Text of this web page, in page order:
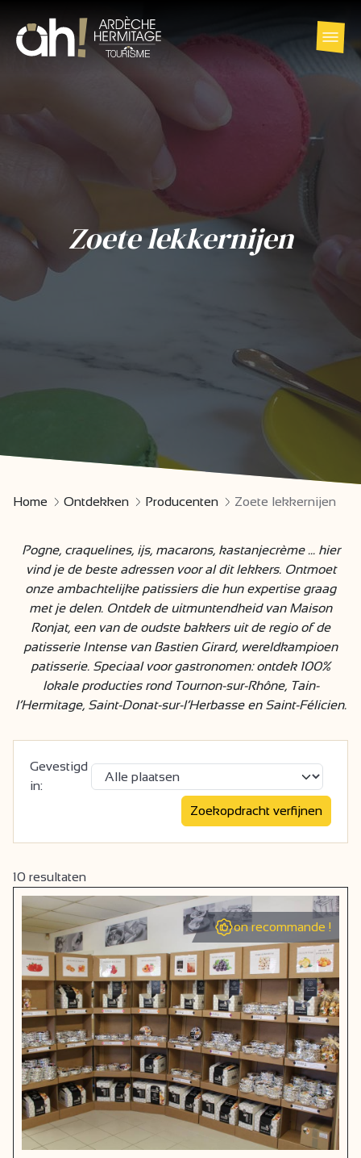
Zoete lekkernijen
Home Ontdekken Producenten Zoete lekkernijen
Pogne, craquelines, ijs, macarons, kastanjecrème ... hier
vind je de beste adressen voor al dit lekkers. Ontmoet
onze ambachtelijke patissiers die hun expertise graag
met je delen. Ontdek de uitmuntendheid van Maison
Ronjat, een van de oudste bakkers uit de regio of de
patisserie Intense van Bastien Girard, wereldkampioen
patisserie. Speciaal voor gastronomen: ontdek 100%
lokale producties rond Tournon-sur-Rhône, Tain-
l’Hermitage, Saint-Donat-sur-l’Herbasse en Saint-Félicien.
Gevestigd
in:
10 resultaten
on recommande !